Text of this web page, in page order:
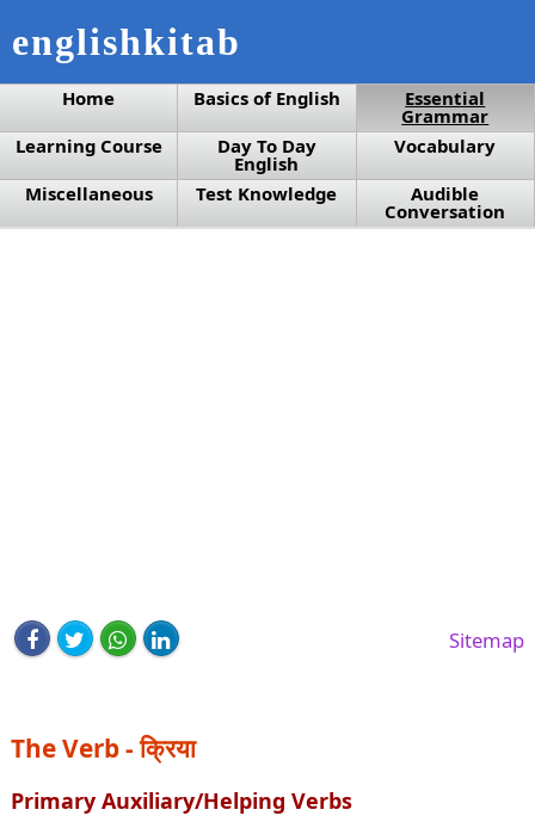
englishkitab
Home Basics of English Essential
Grammar
Learning Course
Day To Day
English
Vocabulary
Miscellaneous
Test Knowledge Audible
Conversation
Sitemap
The Verb - क्रिया
Primary Auxiliary/Helping Verbs